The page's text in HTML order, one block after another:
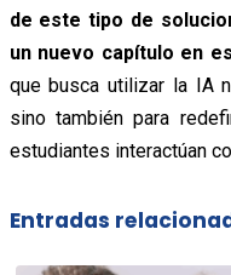
de este tipo de
un nuevo capítulo en
que busca utilizar la IA
sino también para
estudiantes interactúan
Entradas